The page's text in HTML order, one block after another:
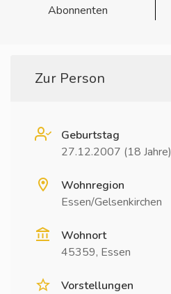
Abonnenten
Zur Person
Geburtstag
27.12.2007 (18 Jahre)
Wohnregion
Essen/Gelsenkirchen
Wohnort
45359, Essen
Vorstellungen